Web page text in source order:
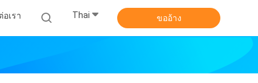
อเรา Thai ขออ้าง